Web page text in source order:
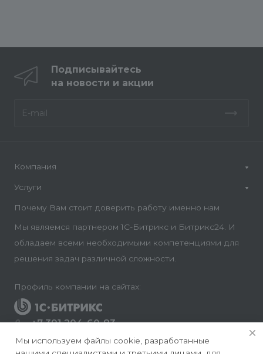
Подписывайтесь
на новости и акции
Компания
Услуги
Почему Вам стоит доверить работу именно нам
Мы являемся партнером 1С-Битрикс и Битрикс24. И
обладаем всеми необходимыми компетенциями для
решения задач различной сложности.
Профиль компании на сайтах:
+7 391 204-60-83
Заказать звонок
Мы используем файлы cookie, разработанные